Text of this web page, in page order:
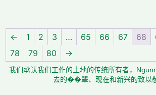
← 1 2 3 … 65 66 67 68
78
79 80 →
我们承认我们工作的土地的传统所有者，
去的��辈、现在和新兴的致以